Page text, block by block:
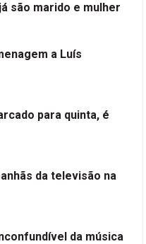
são marido e mulher
a Luís
para quinta, é
da televisão na
da música